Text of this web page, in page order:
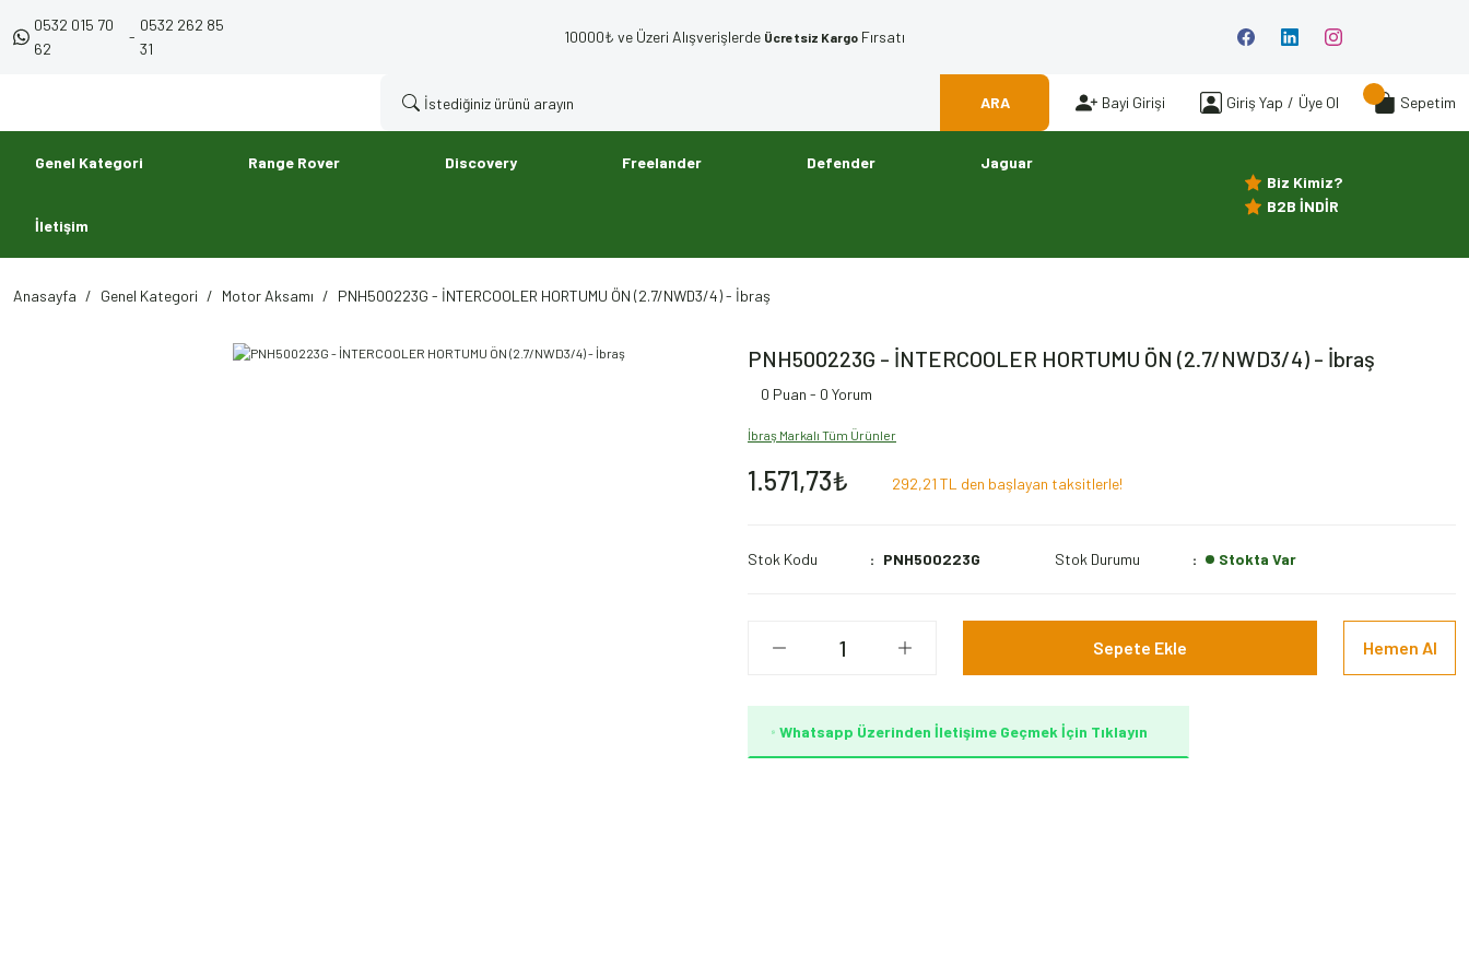
0532 015 70
62
-
0532 262 85
31
10000₺ ve Üzeri Alışverişlerde Ücretsiz Kargo Fırsatı
ARA Bayi Girişi Giriş Yap / Üye Ol Sepetim
Genel Kategori Range Rover Discovery Freelander Defender Jaguar
İletişim
Biz Kimiz?
B2B İNDİR
Anasayfa Genel Kategori Motor Aksamı PNH500223G - İNTERCOOLER HORTUMU ÖN (2.7/NWD3/4) - İbraş
PNH500223G - İNTERCOOLER HORTUMU ÖN (2.7/NWD3/4) - İbraş
0 Puan - 0 Yorum
İbraş Markalı Tüm Ürünler
1.571,73₺ 292,21 TL den başlayan taksitlerle!
Stok Kodu PNH500223G Stok Durumu Stokta Var
Sepete Ekle Hemen Al
Whatsapp Üzerinden İletişime Geçmek İçin Tıklayın